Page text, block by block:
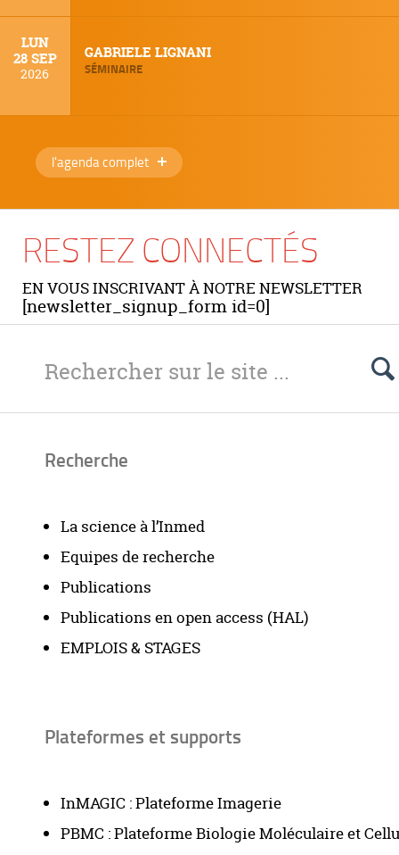
LUN
28 SEP
2026
GABRIELE LIGNANI
SÉMINAIRE
l'agenda complet
RESTEZ CONNECTÉS
EN VOUS INSCRIVANT À NOTRE NEWSLETTER
[newsletter_signup_form id=0]
Recherche
La science à l’Inmed
Equipes de recherche
Publications
Publications en open access (HAL)
EMPLOIS & STAGES
Plateformes et supports
InMAGIC : Plateforme Imagerie
PBMC : Plateforme Biologie Moléculaire et